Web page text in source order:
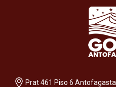
Prat 461 Piso 6 Antofagasta